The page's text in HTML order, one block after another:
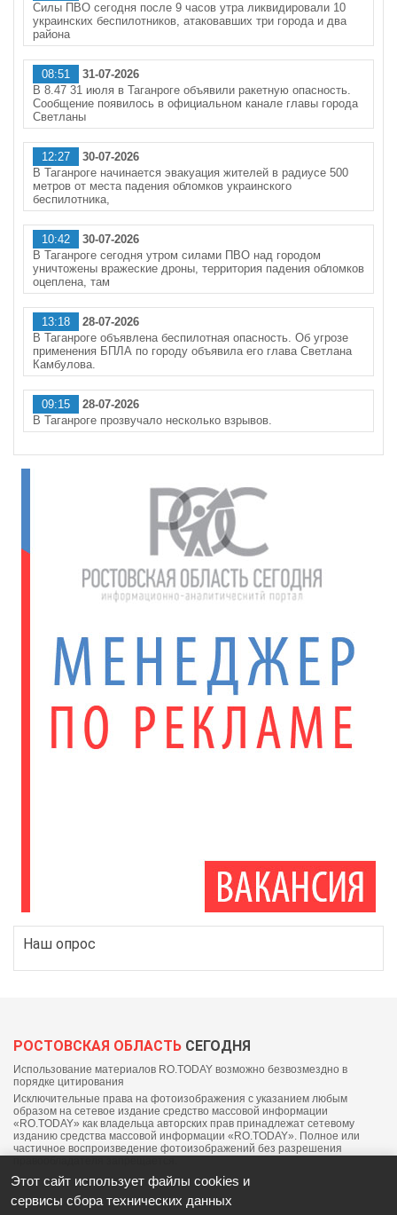
Силы ПВО сегодня после 9 часов утра ликвидировали 10
украинских беспилотников, атаковавших три города и два
района
08:51
31-07-2026
В 8.47 31 июля в Таганроге объявили ракетную опасность.
Сообщение появилось в официальном канале главы города
Светланы
12:27
30-07-2026
В Таганроге начинается эвакуация жителей в радиусе 500
метров от места падения обломков украинского
беспилотника,
10:42
30-07-2026
В Таганроге сегодня утром силами ПВО над городом
уничтожены вражеские дроны, территория падения обломков
оцеплена, там
13:18
28-07-2026
В Таганроге объявлена беспилотная опасность. Об угрозе
применения БПЛА по городу объявила его глава Светлана
Камбулова.
09:15
28-07-2026
В Таганроге прозвучало несколько взрывов.
Наш опрос
РОСТОВСКАЯ ОБЛАСТЬ СЕГОДНЯ
Использование материалов RO.TODAY возможно безвозмездно в
порядке цитирования
Исключительные права на фотоизображения с указанием любым
образом на сетевое издание средство массовой информации
«RO.TODAY» как владельца авторских прав принадлежат сетевому
изданию средства массовой информации «RO.TODAY». Полное или
частичное воспроизведение фотоизображений без разрешения
Этот сайт использует файлы cookies и
сервисы сбора технических данных